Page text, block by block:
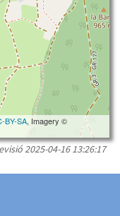
BY-SA, Imagery ©
2025-04-16 13:26:17